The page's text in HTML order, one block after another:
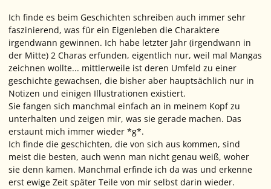
Ich finde es beim Geschichten schreiben auch immer sehr
faszinierend, was für ein Eigenleben die Charaktere
irgendwann gewinnen. Ich habe letzter Jahr (irgendwann in
der Mitte) 2 Charas erfunden, eigentlich nur, weil mal Mangas
zeichnen wollte... mittlerweile ist deren Umfeld zu einer
geschichte gewachsen, die bisher aber hauptsächlich nur in
Notizen und einigen Illustrationen existiert.
Sie fangen sich manchmal einfach an in meinem Kopf zu
unterhalten und zeigen mir, was sie gerade machen. Das
erstaunt mich immer wieder *g*.
Ich finde die geschichten, die von sich aus kommen, sind
meist die besten, auch wenn man nicht genau weiß, woher
sie denn kamen. Manchmal erfinde ich da was und erkenne
erst ewige Zeit später Teile von mir selbst darin wieder.